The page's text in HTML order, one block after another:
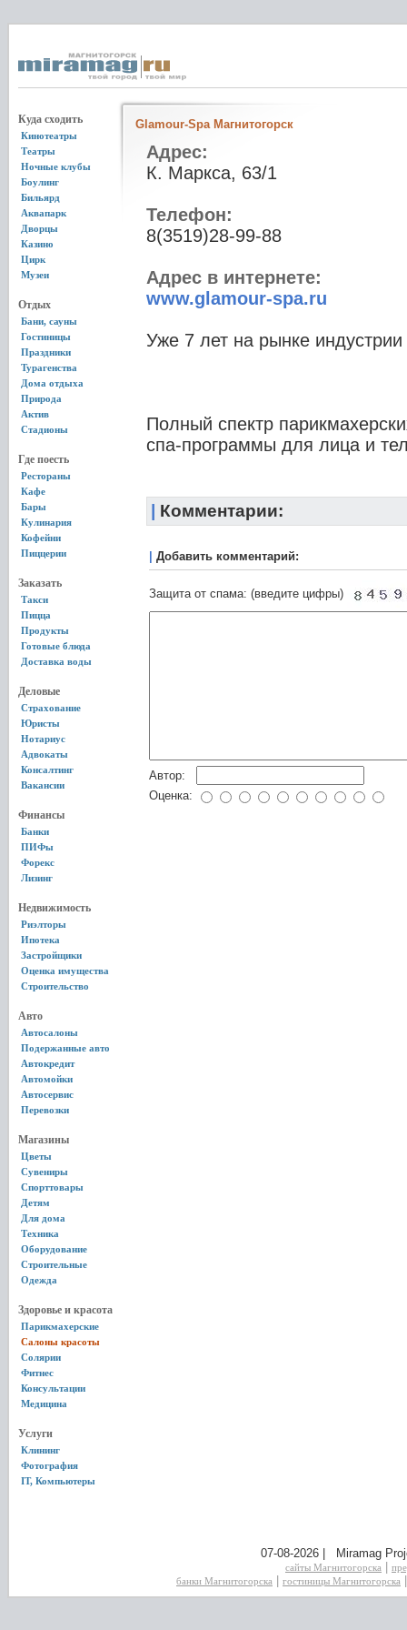
Куда сходить
Кинотеатры
Театры
Ночные клубы
Боулинг
Бильярд
Аквапарк
Дворцы
Казино
Цирк
Музеи
Отдых
Бани, сауны
Гостиницы
Праздники
Турагенства
Дома отдыха
Природа
Актив
Стадионы
Где поесть
Рестораны
Кафе
Бары
Кулинария
Кофейни
Пиццерии
Заказать
Такси
Пицца
Продукты
Готовые блюда
Доставка воды
Деловые
Страхование
Юристы
Нотариус
Адвокаты
Консалтинг
Вакансии
Финансы
Банки
ПИФы
Форекс
Лизинг
Недвижимость
Риэлторы
Ипотека
Застройщики
Оценка имущества
Строительство
Авто
Автосалоны
Подержанные авто
Автокредит
Автомойки
Автосервис
Перевозки
Магазины
Цветы
Сувениры
Спорттовары
Детям
Для дома
Техника
Оборудование
Строительные
Одежда
Здоровье и красота
Парикмахерские
Салоны красоты
Солярии
Фитнес
Консультации
Медицина
Услуги
Клининг
Фотография
IT, Компьютеры
Glamour-Spa Магнитогорск
Адрес:
К. Маркса, 63/1
Телефон:
8(3519)28-99-88
Адрес в интернете:
www.glamour-spa.ru
Уже 7 лет на рынке индустрии
Полный спектр
спа-программы для лица и
Комментарии:
Добавить комментарий:
Защита от спама: (введите цифры)
Автор:
Оценка:
07-08-2026 | Miramag
сайты Магнитогорска
банки Магнитогорска
гостиницы Магнитогорска